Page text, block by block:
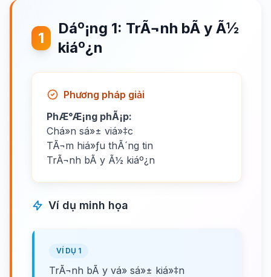
1
Dáº¡ng 1: TrÃ¬nh bÃ y Ã½
kiáº¿n
Phương pháp giải
PhÆ°Æ¡ng phÃ¡p:
Chá»n sá»± viá»‡c
TÃ¬m hiá»ƒu thÃ´ng tin
TrÃ¬nh bÃ y Ã½ kiáº¿n
Ví dụ minh họa
VÍ DỤ 1
TrÃ¬nh bÃ y vá» sá»± kiá»‡n